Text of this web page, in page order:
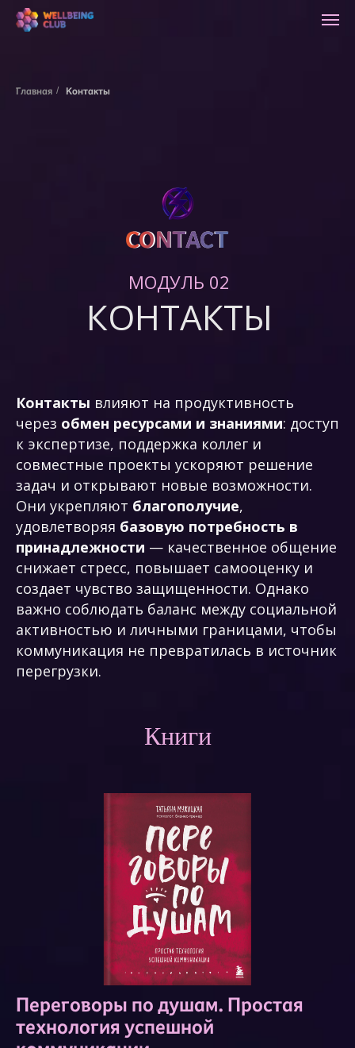
Главная / Контакты
CONTACT
CONTACT
КОНТАКТЫ
МОДУЛЬ 02
Контакты влияют на продуктивность
через обмен ресурсами и знаниями: доступ
к экспертизе, поддержка коллег и
совместные проекты ускоряют решение
задач и открывают новые возможности.
Они укрепляют благополучие,
удовлетворяя базовую потребность в
принадлежности — качественное общение
снижает стресс, повышает самооценку и
создает чувство защищенности. Однако
важно соблюдать баланс между социальной
активностью и личными границами, чтобы
коммуникация не превратилась в источник
перегрузки.
Книги
Переговоры по душам. Простая
технология успешной